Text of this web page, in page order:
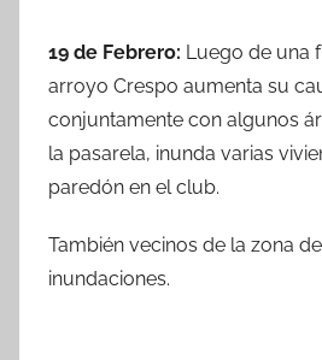
19 de Febrero: Luego de una
arroyo Crespo aumenta su
conjuntamente con algunos
la pasarela, inunda varias
paredón en el club.
También vecinos de la zona
inundaciones.